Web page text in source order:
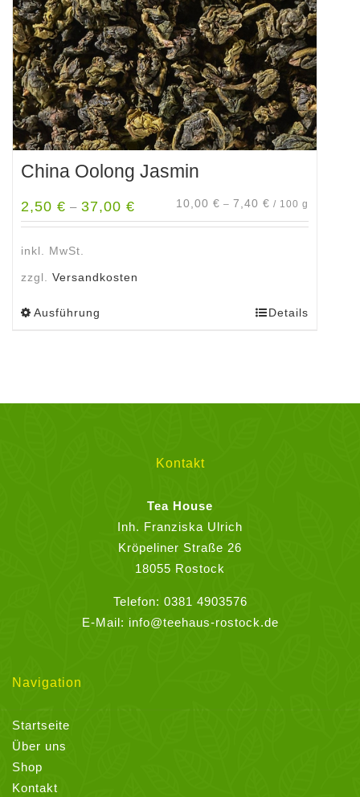
China Oolong Jasmin
2,50 € – 37,00 € 10,00 € – 7,40 € / 100 g
inkl. MwSt.
zzgl. Versandkosten
Ausführung
der
Produktseite
gewählt
Details
Kontakt
Tea House
Inh. Franziska Ulrich
Kröpeliner Straße 26
18055 Rostock
Telefon: 0381 4903576
E-Mail: info@teehaus-rostock.de
Navigation
Startseite
Über uns
Shop
Kontakt